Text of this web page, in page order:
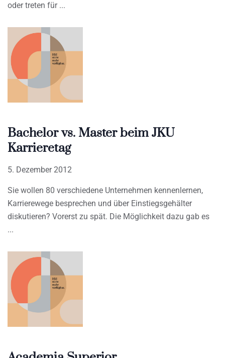
oder treten für
Bachelor vs. Master beim JKU
Karrieretag
5. Dezember 2012
Sie wollen 80 verschiedene Unternehmen kennenlernen,
Karrierewege besprechen und über Einstiegsgehälter
diskutieren? Vorerst zu spät. Die Möglichkeit dazu gab es